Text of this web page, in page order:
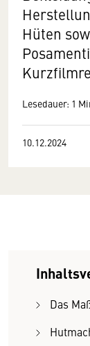
Hüten
Lesedauer: 1
10.12.2024
Das
Wir